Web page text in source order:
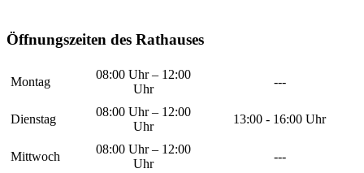
Öffnungszeiten des Rathauses
Montag
08:00 Uhr – 12:00
Uhr
---
Dienstag
08:00 Uhr – 12:00
Uhr
13:00 - 16:00 Uhr
Mittwoch
08:00 Uhr – 12:00
Uhr
---